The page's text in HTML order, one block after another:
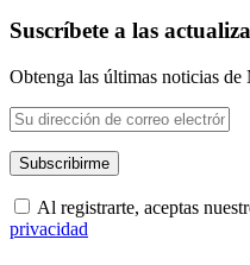
Suscríbete a las
Obtenga las últimas noticias de
Al registrarte, aceptas
privacidad